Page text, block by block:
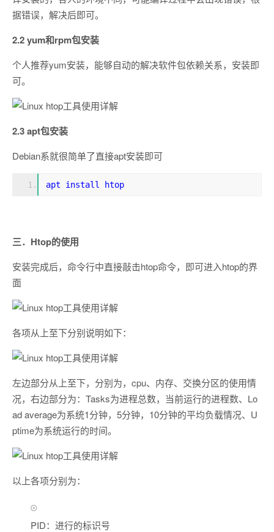
据错误，解决后即可。
2.2 yum和rpm包安装
个人推荐yum安装，能够自动的解决软件包依赖关系，安装即
可。
2.3 apt包安装
Debian系就很简单了直接apt安装即可
apt install htop
三．Htop的使用
安装完成后，命令行中直接敲击htop命令，即可进入htop的界
面
各项从上至下分别说明如下：
左边部分从上至下，分别为，cpu、内存、交换分区的使用情
况，右边部分为：Tasks为进程总数，当前运行的进程数、Lo
ad average为系统1分钟，5分钟，10分钟的平均负载情况、U
ptime为系统运行的时间。
以上各项分别为：
PID：进行的标识号